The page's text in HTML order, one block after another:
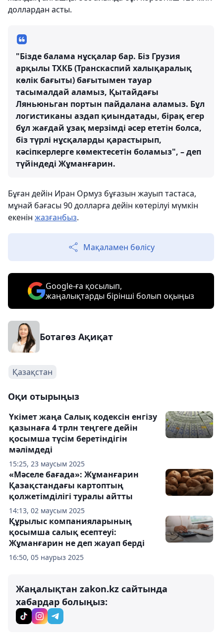
доллардан асты.
"Бізде балама нұсқалар бар. Біз Грузия
арқылы ТХКБ (Транскаспий халықаралық
көлік бағыты) бағытымен тауар
тасымалдай аламыз, Қытайдағы
Ляньюньган портын пайдалана аламыз. Бұл
логистиканы аздап қиындатады, бірақ егер
бұл жағдай ұзақ мерзімді әсер ететін болса,
біз түрлі нұсқаларды қарастырып,
кәсіпкерлерге көмектесетін боламыз", – деп
түйіндеді Жұманғарин.
Бұған дейін Иран Ормуз бұғазын жауып тастаса,
мұнай бағасы 90 долларға дейін көтерілуі мүмкін
екенін жазғанбыз.
Мақаламен бөлісу
Google-ға қосылып,
жаңалықтарды бірінші болып оқыңыз
Ботагөз Ақиқат
Қазақстан
Оқи отырыңыз
15:25, 23 маусым 2025
Үкімет жаңа Салық кодексін енгізу
қазынаға 4 трлн теңгеге дейін
қосымша түсім беретіндігін
мәлімдеді
14:13, 02 маусым 2025
«Мәселе бағада»: Жұманғарин
Қазақстандағы картоптың
қолжетімділігі туралы айтты
16:50, 05 наурыз 2025
Құрылыс компанияларының
қосымша салық есептеуі:
Жұманғарин не деп жауап берді
Жаңалықтан zakon.kz сайтында
хабардар болыңыз: